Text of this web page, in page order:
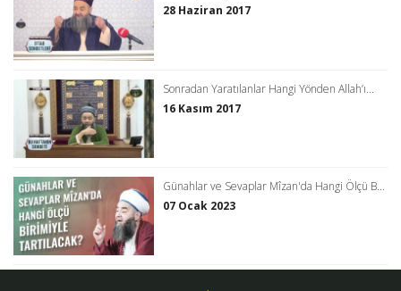
28 Haziran 2017
Sonradan Yaratılanlar Hangi Yönden Allah’ı...
16 Kasım 2017
Günahlar ve Sevaplar Mîzan'da Hangi Ölçü B...
07 Ocak 2023